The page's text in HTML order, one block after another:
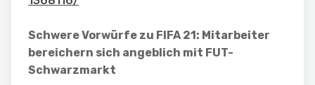
Schwere Vorwürfe zu FIFA 21: Mitarbeiter
bereichern sich angeblich mit FUT-
Schwarzmarkt